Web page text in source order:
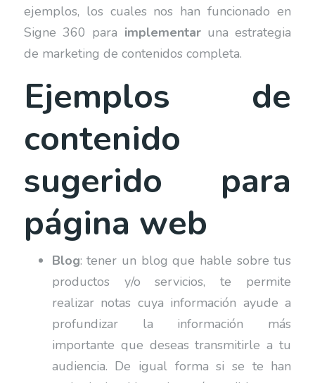
ejemplos, los cuales nos han funcionado en
Signe 360 para implementaruna estrategia
de marketing de contenidos completa.
Ejemplos de
contenido
sugerido para
página web
Blog: tener un blog que hable sobre tus
productos y/o servicios, te permite
realizar notas cuya información ayude a
profundizar la información más
importante que deseas transmitirle a tu
audiencia. De igual forma si se te han